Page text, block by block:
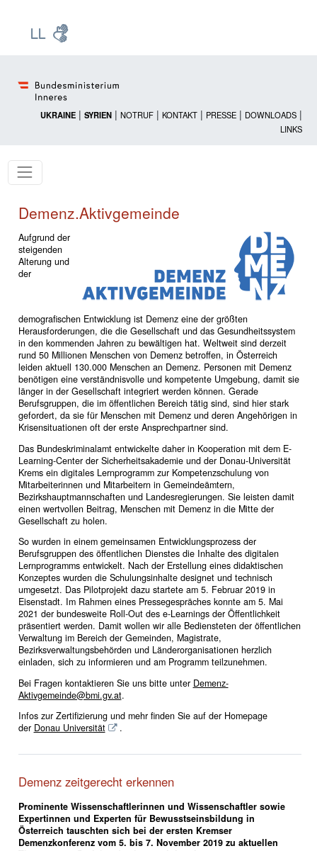
UKRAINE | SYRIEN | NOTRUF | KONTAKT | PRESSE | DOWNLOADS |
LINKS
Demenz.Aktivgemeinde
Aufgrund der
steigenden
Alterung und
der
demografischen Entwicklung ist Demenz eine der größten
Herausforderungen, die die Gesellschaft und das Gesundheitssystem
in den kommenden Jahren zu bewältigen hat. Weltweit sind derzeit
rund 50 Millionen Menschen von Demenz betroffen, in Österreich
leiden aktuell 130.000 Menschen an Demenz. Personen mit Demenz
benötigen eine verständnisvolle und kompetente Umgebung, damit sie
länger in der Gesellschaft integriert werden können. Gerade
Berufsgruppen, die im öffentlichen Bereich tätig sind, sind hier stark
gefordert, da sie für Menschen mit Demenz und deren Angehörigen in
Krisensituationen oft der erste Ansprechpartner sind.
Das Bundeskriminalamt entwickelte daher in Kooperation mit dem E-
Learning-Center der Sicherheitsakademie und der Donau-Universität
Krems ein digitales Lernprogramm zur Kompetenzschulung von
Mitarbeiterinnen und Mitarbeitern in Gemeindeämtern,
Bezirkshauptmannschaften und Landesregierungen. Sie leisten damit
einen wertvollen Beitrag, Menschen mit Demenz in die Mitte der
Gesellschaft zu holen.
So wurden in einem gemeinsamen Entwicklungsprozess der
Berufsgruppen des öffentlichen Dienstes die Inhalte des digitalen
Lernprogramms entwickelt. Nach der Erstellung eines didaktischen
Konzeptes wurden die Schulungsinhalte designet und technisch
umgesetzt. Das Pilotprojekt dazu startete am 5. Februar 2019 in
Eisenstadt. Im Rahmen eines Pressegespräches konnte am 5. Mai
2021 der bundesweite Roll-Out des e-Learnings der Öffentlichkeit
präsentiert werden. Damit wollen wir alle Bediensteten der öffentlichen
Verwaltung im Bereich der Gemeinden, Magistrate,
Bezirksverwaltungsbehörden und Länderorganisationen herzlich
einladen, sich zu informieren und am Programm teilzunehmen.
Bei Fragen kontaktieren Sie uns bitte unter Demenz-
Aktivgemeinde@bmi.gv.at.
Infos zur Zertifizierung und mehr finden Sie auf der Homepage
der Donau Universität .
Demenz zeitgerecht erkennen
Prominente Wissenschaftlerinnen und Wissenschaftler sowie
Expertinnen und Experten für Bewusstseinsbildung in
Österreich tauschten sich bei der ersten Kremser
Demenzkonferenz vom 5. bis 7. November 2019 zu aktuellen